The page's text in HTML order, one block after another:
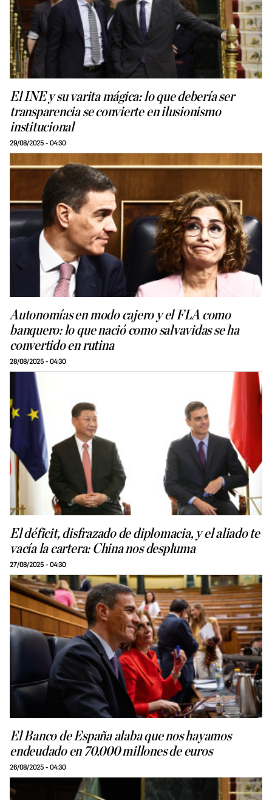
El INE y su varita mágica: lo que debería ser
transparencia se convierte en ilusionismo
institucional
29/08/2025 - 04:30
Autonomías en modo cajero y el FLA como
banquero: lo que nació como salvavidas se ha
convertido en rutina
28/08/2025 - 04:30
El déficit, disfrazado de diplomacia, y el aliado te
vacía la cartera: China nos despluma
27/08/2025 - 04:30
El Banco de España alaba que nos hayamos
endeudado en 70.000 millones de euros
26/08/2025 - 04:30